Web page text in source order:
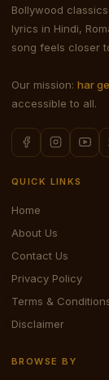
Bollywood
lyrics in Hindi,
song feels closer
Our mission: har
accessible to all.
QUICK LINKS
Home
About Us
Contact Us
Privacy Policy
Terms &
Disclaimer
BROWSE BY